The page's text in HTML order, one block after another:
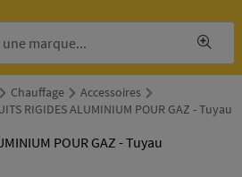
Chauffage
Accessoires
RIGIDES ALUMINIUM POUR GAZ - Tuyau